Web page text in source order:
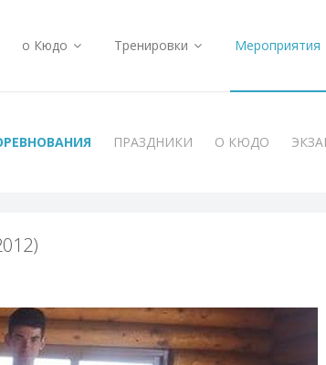
о Кюдо Тренировки Мероприятия
ПРАЗДНИКИ О КЮДО